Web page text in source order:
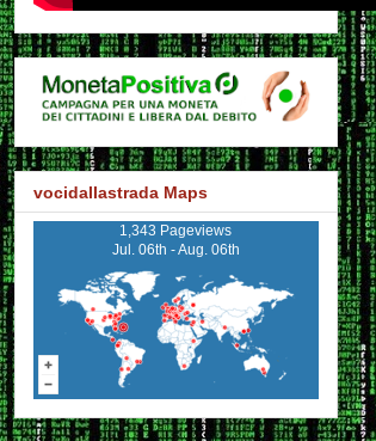
vocidallastrada Maps
1,343 Pageviews
Jul. 06th - Aug. 06th